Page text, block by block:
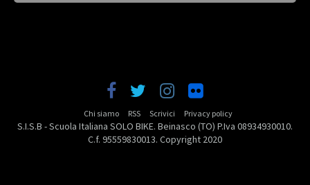
Chi siamo RSS Scrivici Privacy policy
S.I.S.B - Scuola Italiana SOLO BIKE. Beinasco (TO) P.Iva 08934930010.
C.f. 95559830013. Copyright 2020